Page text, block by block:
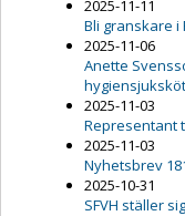
2025-11-11
Bli granskare i
2025-11-06
Anette
2025-11-03
Representant
2025-11-03
Nyhetsbrev
2025-10-31
SFVH ställer